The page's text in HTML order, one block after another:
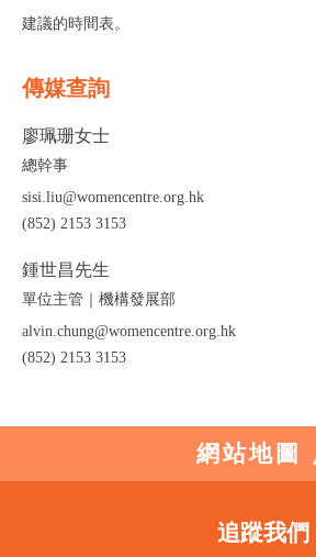
建議的時間表。
傳媒查詢
廖珮珊女士
總幹事
sisi.liu@womencentre.org.hk
(852) 2153 3153
鍾世昌先生
單位主管｜機構發展部
alvin.chung@womencentre.org.hk
(852) 2153 3153
網站地圖
追蹤我們